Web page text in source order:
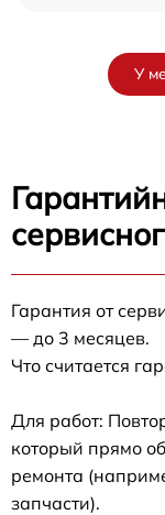
У
Гарантия от
— до 3 месяцев.
Что считается
Для работ:
который прямо
ремонта
запчасти).